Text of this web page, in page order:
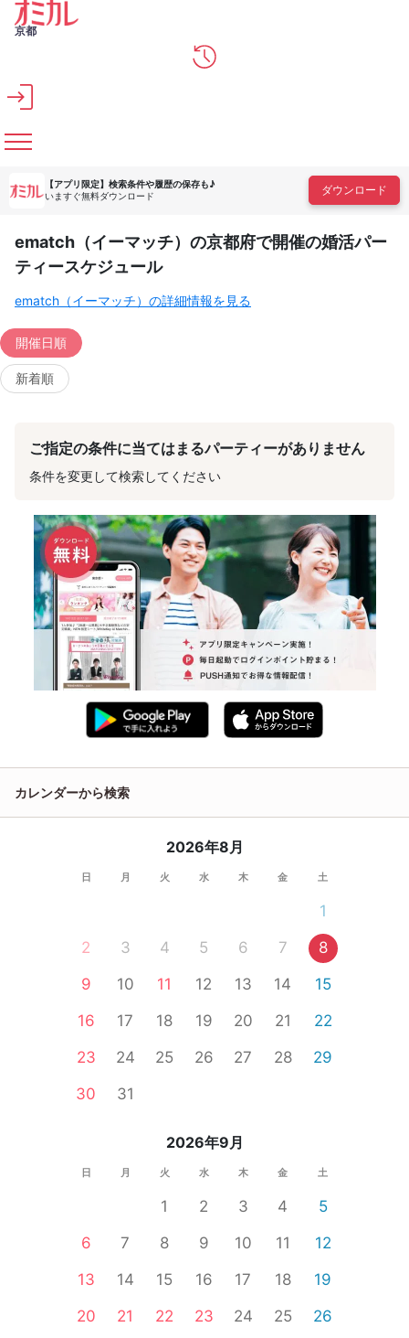
メインコンテンツへスキップ
京都
【アプリ限定】 検索条件や履歴の保存も♪
いますぐ無料ダウンロード
ダウンロード
ematch（イーマッチ）の京都府で開催の婚活パー
ティースケジュール
ematch（イーマッチ）の詳細情報を見る
開催日順
新着順
ご指定の条件に当てはまるパーティーがありません
条件を変更して検索してください
カレンダーから検索
2026年8月
日 月 火 水 木 金 土
1
2
3 4 5 6 7
8
9
10 11 12 13 14
15
16
17 18 19 20 21
22
23
24 25 26 27 28
29
30
31
2026年9月
日 月 火 水 木 金 土
1 2 3 4
5
6
7 8 9 10 11
12
13
14 15 16 17 18
19
20
21 22 23 24 25
26